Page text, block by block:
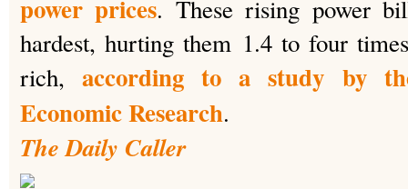
power prices. These rising power
hardest, hurting them 1.4 to four
rich,according to a study by
Economic Research.
The Daily Caller